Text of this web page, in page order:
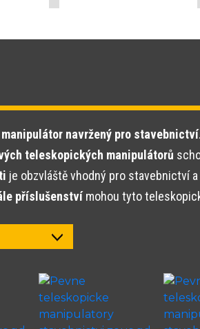
navržený pro stavebnictví.
teleskopických manipulátorů
je obzvláště vhodný pro stavebnictví
příslušenstvímohou tyto